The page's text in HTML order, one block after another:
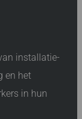
installatie-
en het
in hun